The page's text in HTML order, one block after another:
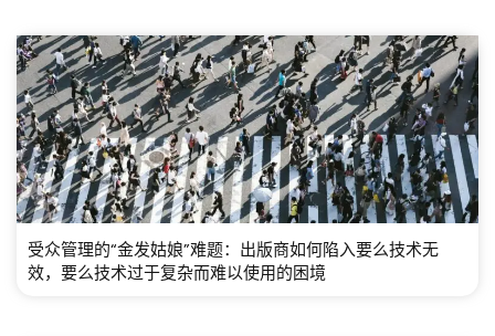
受众管理的“金发姑娘”难题：出版商如何陷入要么技术无
效，要么技术过于复杂而难以使用的困境